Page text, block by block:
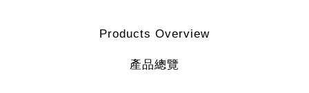
Products Overview
產品總覽